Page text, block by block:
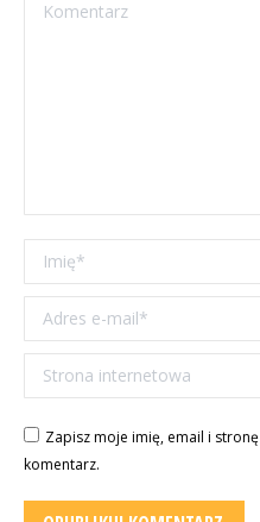
Imię *
Adres e-mail *
Strona internetowa
Zapisz moje imię, email i
komentarz.